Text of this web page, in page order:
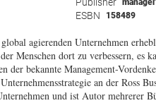
ESBN 158489
agierenden Unternehmen
Menschen dort zu verbessern, es
der bekannte Management-
an der Ross
und ist Autor mehrerer